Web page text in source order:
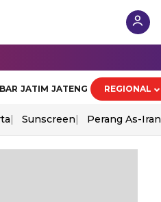
JATIM JATENG REGIONAL
Sunscreen Perang As-Iran